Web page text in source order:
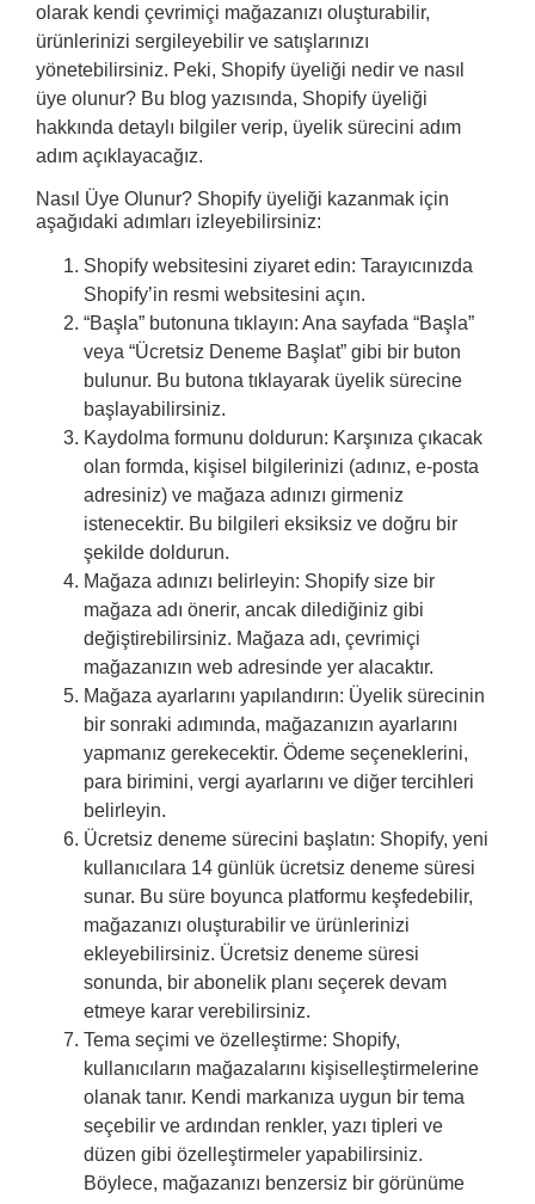
olarak kendi çevrimiçi mağazanızı oluşturabilir,
ürünlerinizi sergileyebilir ve satışlarınızı
yönetebilirsiniz. Peki, Shopify üyeliği nedir ve nasıl
üye olunur? Bu blog yazısında, Shopify üyeliği
hakkında detaylı bilgiler verip, üyelik sürecini adım
adım açıklayacağız.
Nasıl Üye Olunur? Shopify üyeliği kazanmak için
aşağıdaki adımları izleyebilirsiniz:
Shopify websitesini ziyaret edin: Tarayıcınızda
Shopify’in resmi websitesini açın.
“Başla” butonuna tıklayın: Ana sayfada “Başla”
veya “Ücretsiz Deneme Başlat” gibi bir buton
bulunur. Bu butona tıklayarak üyelik sürecine
başlayabilirsiniz.
Kaydolma formunu doldurun: Karşınıza çıkacak
olan formda, kişisel bilgilerinizi (adınız, e-posta
adresiniz) ve mağaza adınızı girmeniz
istenecektir. Bu bilgileri eksiksiz ve doğru bir
şekilde doldurun.
Mağaza adınızı belirleyin: Shopify size bir
mağaza adı önerir, ancak dilediğiniz gibi
değiştirebilirsiniz. Mağaza adı, çevrimiçi
mağazanızın web adresinde yer alacaktır.
Mağaza ayarlarını yapılandırın: Üyelik sürecinin
bir sonraki adımında, mağazanızın ayarlarını
yapmanız gerekecektir. Ödeme seçeneklerini,
para birimini, vergi ayarlarını ve diğer tercihleri
belirleyin.
Ücretsiz deneme sürecini başlatın: Shopify, yeni
kullanıcılara 14 günlük ücretsiz deneme süresi
sunar. Bu süre boyunca platformu keşfedebilir,
mağazanızı oluşturabilir ve ürünlerinizi
ekleyebilirsiniz. Ücretsiz deneme süresi
sonunda, bir abonelik planı seçerek devam
etmeye karar verebilirsiniz.
Tema seçimi ve özelleştirme: Shopify,
kullanıcıların mağazalarını kişiselleştirmelerine
olanak tanır. Kendi markanıza uygun bir tema
seçebilir ve ardından renkler, yazı tipleri ve
düzen gibi özelleştirmeler yapabilirsiniz.
Böylece, mağazanızı benzersiz bir görünüme